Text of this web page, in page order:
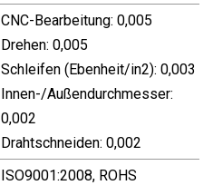
CNC-Bearbeitung: 0,005
Drehen: 0,005
Schleifen (Ebenheit/in2): 0,003
Innen-/Außendurchmesser:
0,002
Drahtschneiden: 0,002
ISO9001:2008, ROHS